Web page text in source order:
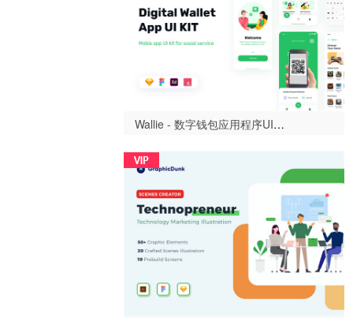
Wallie - 数字钱包应用程序UI KIT，Wallie - 数字钱包应用程序UI KIT（Wallie Digital Wallet App UI KIT）-设计996